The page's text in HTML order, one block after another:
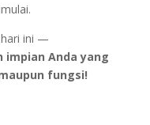
hari ini —
impian Anda yang
fungsi!